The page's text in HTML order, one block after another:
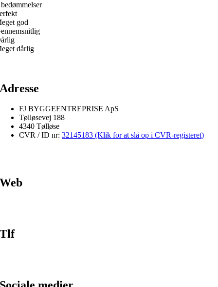
god
dårlig
Adresse
FJ BYGGEENTREPRISE ApS
Tølløsevej 188
4340 Tølløse
CVR / ID nr:32145183 (Klik for at slå op i CVR-registeret)
Web
Tlf